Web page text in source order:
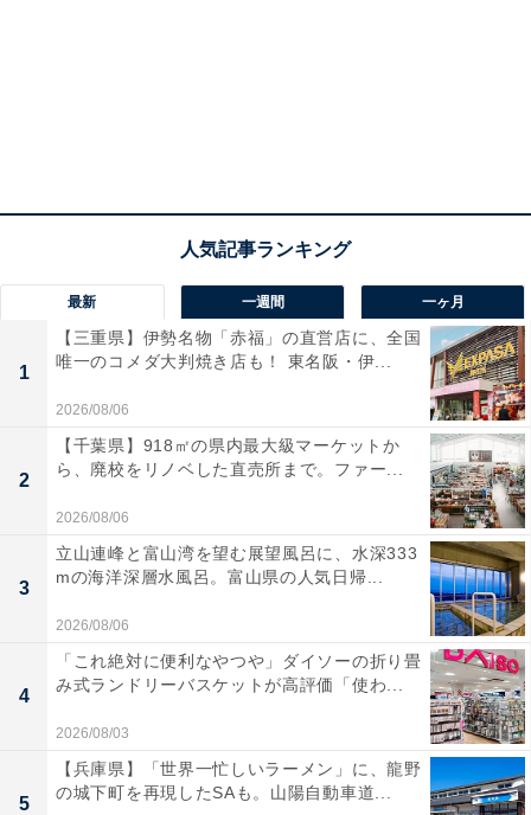
最新 一週間 一ヶ月
1
【三重県】伊勢名物「赤福」の直営店に、全国
唯一のコメダ大判焼き店も！ 東名阪・伊...
2026/08/06
2
【千葉県】918㎡の県内最大級マーケットか
ら、廃校をリノベした直売所まで。ファー...
2026/08/06
3
立山連峰と富山湾を望む展望風呂に、水深333
mの海洋深層水風呂。富山県の人気日帰...
2026/08/06
4
「これ絶対に便利なやつや」ダイソーの折り畳
み式ランドリーバスケットが高評価「使わ...
2026/08/03
5
【兵庫県】「世界一忙しいラーメン」に、龍野
の城下町を再現したSAも。山陽自動車道...